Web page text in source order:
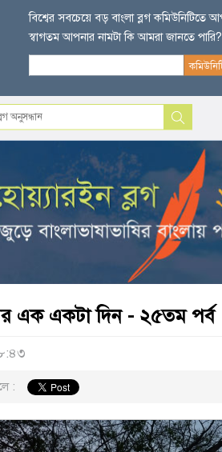
বিশ্বের সবচেয়ে বড় বাংলা ব্লগ কমিউনিটিতে
স্বাগতম আপনার নামটা কি আমরা জানতে পারি?
এক একটা দিন - ২৫তম পর্ব
: